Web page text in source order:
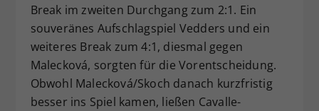
Break im zweiten Durchgang zum 2:1. Ein
souveränes Aufschlagspiel Vedders und ein
weiteres Break zum 4:1, diesmal gegen
Malecková, sorgten für die Vorentscheidung.
Obwohl Malecková/Skoch danach kurzfristig
besser ins Spiel kamen, ließen Cavalle-